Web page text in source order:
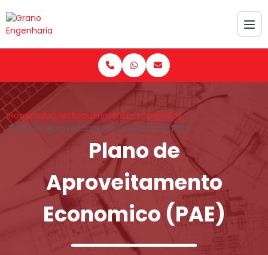
HomeSoluçõesRequerimentos minerários
Plano de Aproveitamento Economico (PAE)
Plano de
Aproveitamento
Economico (PAE)